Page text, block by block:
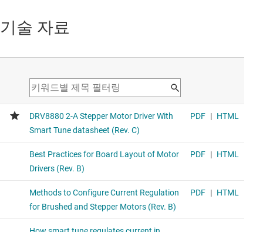
integrated current sensing
DRV8886AT
퍼 모터 드라이버
adaptive decay mode
기술 자료